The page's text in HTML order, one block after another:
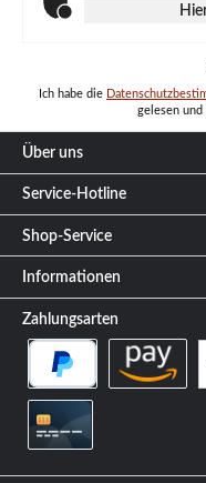
Ich habe die
gelesen und
Über uns
Service-Hotline
Shop-Service
Informationen
Zahlungsarten
PayPal Später Bezahlen